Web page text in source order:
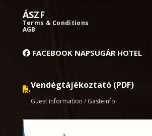
ÁSZF
Terms & Conditions
AGB
FACEBOOK NAPSUGÁR HOTEL
Vendégtájékoztató (PDF)
Guest information / Gästeinfo